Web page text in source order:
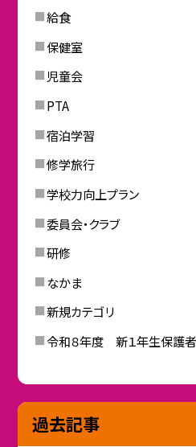
給食
保健室
児童会
PTA
宿泊学習
修学旅行
学校力向上プラン
委員会・クラブ
研修
なかま
新規カテゴリ
令和８年度 新１年生保護
過去記事